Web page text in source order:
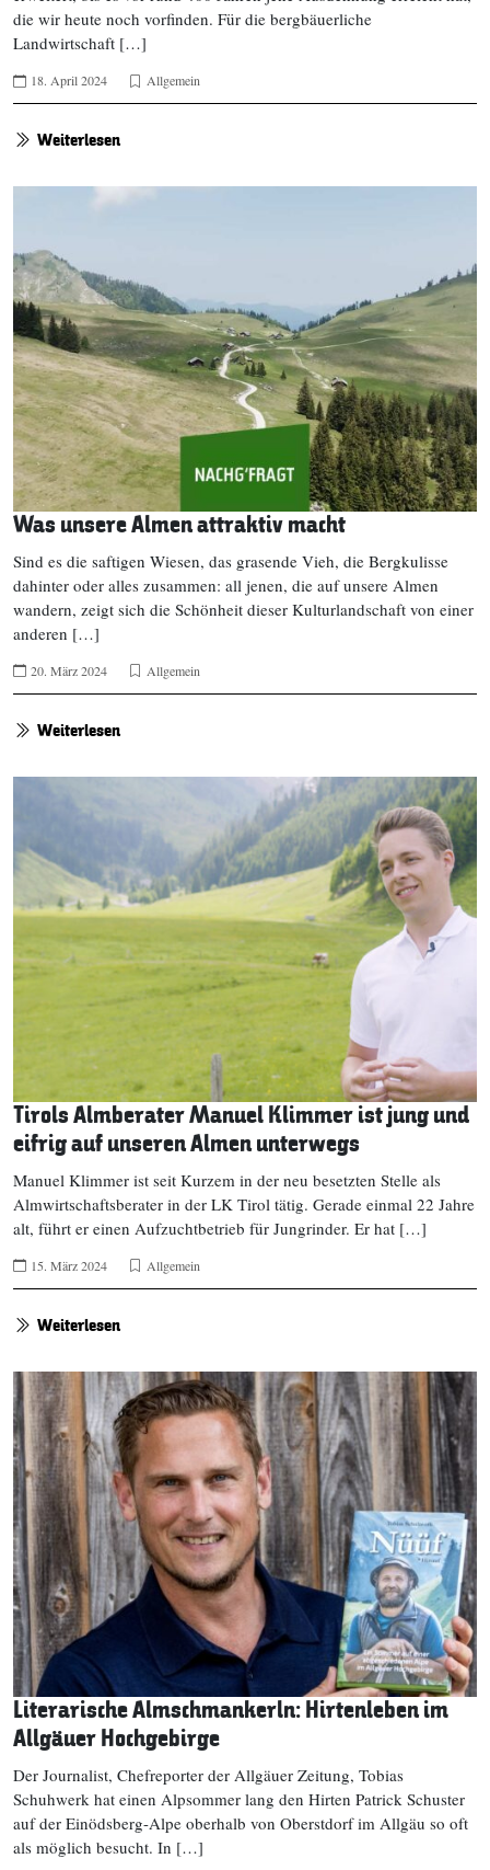
die wir heute noch vorfinden. Für die bergbäuerliche
Landwirtschaft […]
18. April 2024 Allgemein
Weiterlesen
Was unsere Almen attraktiv macht
Sind es die saftigen Wiesen, das grasende Vieh, die Bergkulisse
dahinter oder alles zusammen: all jenen, die auf unsere Almen
wandern, zeigt sich die Schönheit dieser Kulturlandschaft von einer
anderen […]
20. März 2024 Allgemein
Weiterlesen
Tirols Almberater Manuel Klimmer ist jung und
eifrig auf unseren Almen unterwegs
Manuel Klimmer ist seit Kurzem in der neu besetzten Stelle als
Almwirtschaftsberater in der LK Tirol tätig. Gerade einmal 22 Jahre
alt, führt er einen Aufzuchtbetrieb für Jungrinder. Er hat […]
15. März 2024 Allgemein
Weiterlesen
Literarische Almschmankerln: Hirtenleben im
Allgäuer Hochgebirge
Der Journalist, Chefreporter der Allgäuer Zeitung, Tobias
Schuhwerk hat einen Alpsommer lang den Hirten Patrick Schuster
auf der Einödsberg-Alpe oberhalb von Oberstdorf im Allgäu so oft
als möglich besucht. In […]